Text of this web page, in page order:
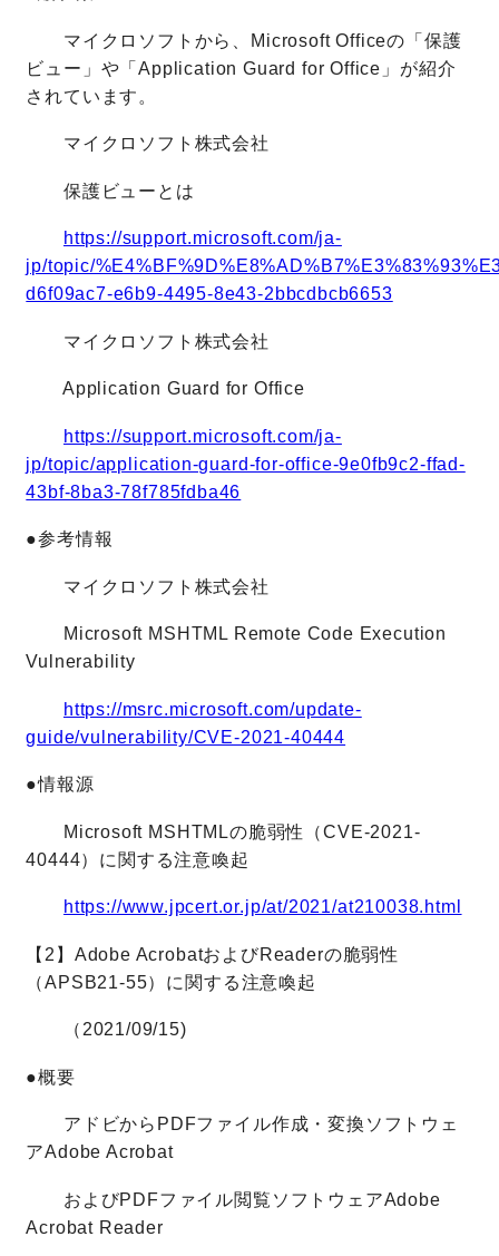
マイクロソフトから、Microsoft Officeの「保護
ビュー」や「Application Guard for Office」が紹介
されています。
マイクロソフト株式会社
保護ビューとは
https://support.microsoft.com/ja-
jp/topic/
d6f09ac7-e6b9-4495-8e43-2bbcdbcb6653
マイクロソフト株式会社
Application Guard for Office
https://support.microsoft.com/ja-
jp/topic/application-guard-for-office-9e0fb9c2-ffad-
43bf-8ba3-78f785fdba46
●参考情報
マイクロソフト株式会社
Microsoft MSHTML Remote Code Execution
Vulnerability
https://msrc.microsoft.com/update-
guide/vulnerability/CVE-2021-40444
●情報源
Microsoft MSHTMLの脆弱性（CVE-2021-
40444）に関する注意喚起
https://www.jpcert.or.jp/at/2021/at210038.html
【2】Adobe AcrobatおよびReaderの脆弱性
（APSB21-55）に関する注意喚起
（2021/09/15)
●概要
アドビからPDFファイル作成・変換ソフトウェ
アAdobe Acrobat
およびPDFファイル閲覧ソフトウェアAdobe
Acrobat Reader